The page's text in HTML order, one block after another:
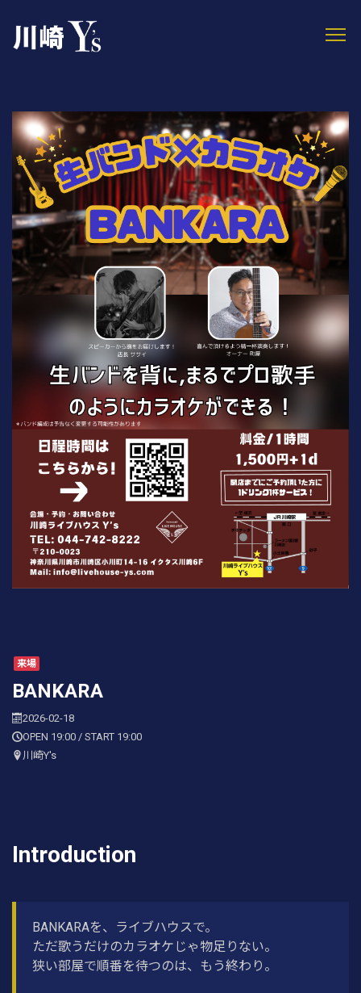
来場
BANKARA
2026-02-18
OPEN 19:00 / START 19:00
川崎Y's
Introduction
BANKARAを、ライブハウスで。
ただ歌うだけのカラオケじゃ物足りない。
狭い部屋で順番を待つのは、もう終わり。